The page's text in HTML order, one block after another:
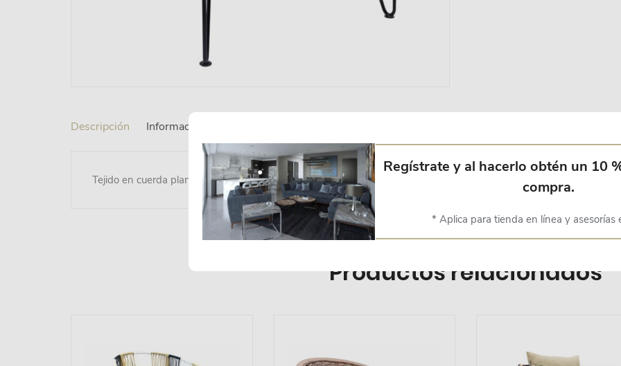
Descripción Información adicional
Tejido en cuerda plana de multifilamento de polipropileno con terminado UV de 16mm..
Productos relacionados
Regístrate y al hacerlo obtén un 10
compra.
* Aplica para tienda en línea y asesorías